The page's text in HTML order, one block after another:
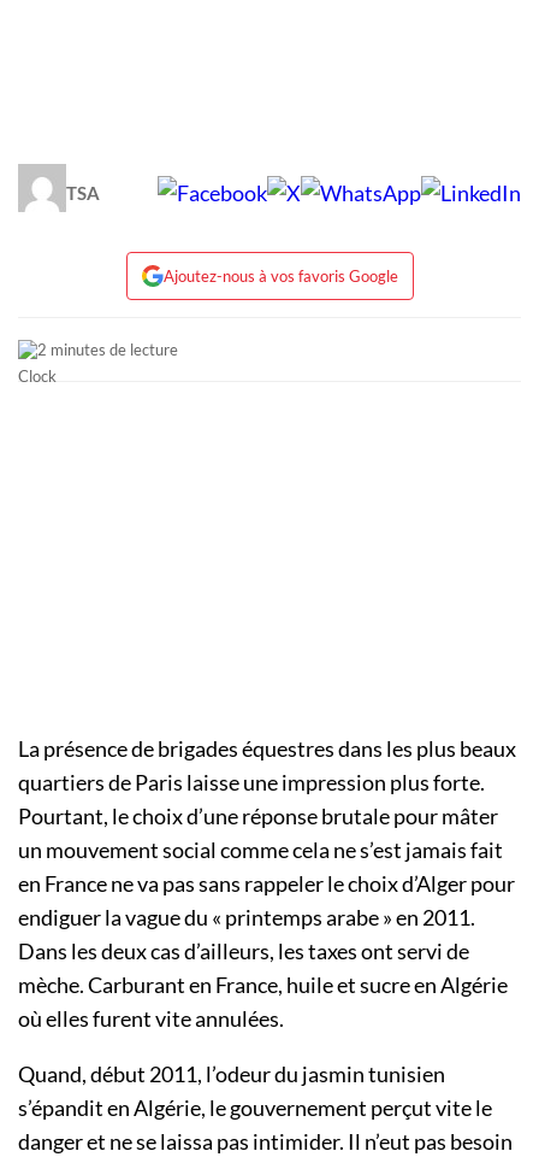
TSA
Ajoutez-nous à vos favoris Google
2 minutes de lecture
La présence de brigades équestres dans les plus beaux
quartiers de Paris laisse une impression plus forte.
Pourtant, le choix d’une réponse brutale pour mâter
un mouvement social comme cela ne s’est jamais fait
en France ne va pas sans rappeler le choix d’Alger pour
endiguer la vague du « printemps arabe » en 2011.
Dans les deux cas d’ailleurs, les taxes ont servi de
mèche. Carburant en France, huile et sucre en Algérie
où elles furent vite annulées.
Quand, début 2011, l’odeur du jasmin tunisien
s’épandit en Algérie, le gouvernement perçut vite le
danger et ne se laissa pas intimider. Il n’eut pas besoin